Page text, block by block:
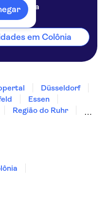
Alemanha
em Colônia
Düsseldorf
Essen
Região do Ruhr